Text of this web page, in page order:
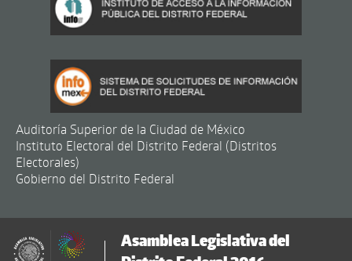
Auditoría Superior de la Ciudad de México
Instituto Electoral del Distrito Federal (Distritos
Electorales)
Gobierno del Distrito Federal
Asamblea Legislativa del